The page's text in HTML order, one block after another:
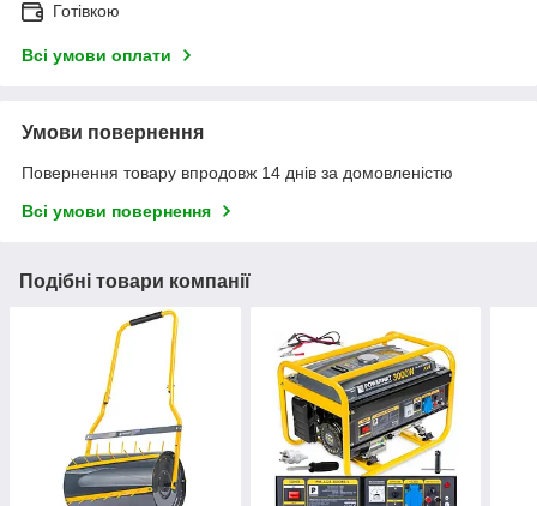
Готівкою
Всі умови оплати
Умови повернення
Повернення товару впродовж 14 днів за домовленістю
Всі умови повернення
Подібні товари компанії